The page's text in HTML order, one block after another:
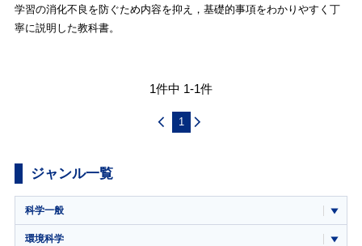
学習の消化不良を防ぐため内容を抑え，基礎的事項をわかりやすく丁
寧に説明した教科書。
1件中 1-1件
1
ジャンル一覧
科学一般
環境科学